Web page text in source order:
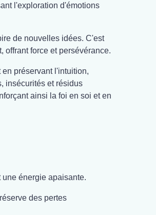
l'exploration d'émotions
de nouvelles idées. C'est
offrant force et persévérance.
préservant l'intuition,
insécurités et résidus
ainsi la foi en soi et en
une énergie apaisante.
des pertes